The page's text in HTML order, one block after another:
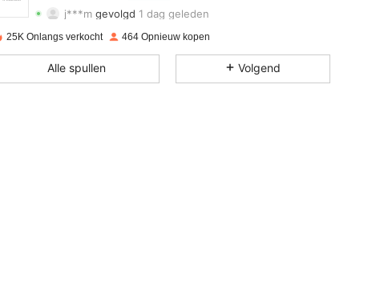
4.63 Beoordeling 54 Artikelen 87
4.63 54 87
25K Onlangs verkocht 464 Opnieuw kopen
Alle spullen Volgend